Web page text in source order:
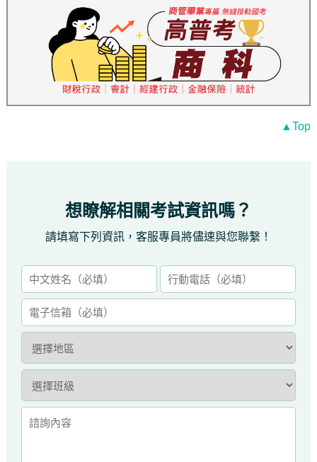
▲Top
想瞭解相關考試資訊嗎？
請填寫下列資訊，客服專員將儘速與您聯繫！